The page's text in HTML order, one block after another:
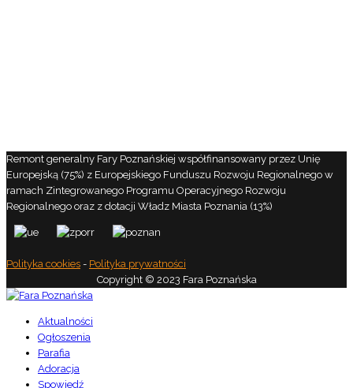
Remont generalny Fary Poznańskiej współfinansowany przez Unię
Europejską (75%) z Europejskiego Funduszu Rozwoju Regionalnego w
ramach Zintegrowanego Programu Operacyjnego Rozwoju
Regionalnego oraz z dotacji Władz Miasta Poznania (13%)
Polityka cookies - Polityka prywatności
Copyright © 2023 Fara Poznańska
Aktualności
Ogłoszenia
Parafia
Adoracja
Spowiedź